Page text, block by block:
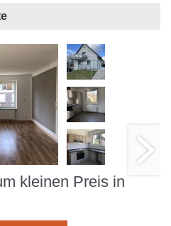
kleinen Preis in